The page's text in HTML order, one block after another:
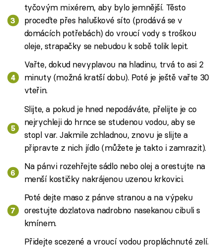
tyčovým mixérem, aby bylo jemnější. Těsto
proceďte přes haluškové síto (prodává se v
domácích potřebách) do vroucí vody s troškou
oleje, strapačky se nebudou k sobě tolik lepit.
Vařte, dokud nevyplavou na hladinu, trvá to asi 2
minuty (možná kratší dobu). Poté je ještě vařte 30
vteřin.
Slijte, a pokud je hned nepodáváte, přelijte je co
nejrychleji do hrnce se studenou vodou, aby se
stopl var. Jakmile zchladnou, znovu je slijte a
připravte z nich jídlo (můžete je takto i zamrazit).
Na pánvi rozehřejte sádlo nebo olej a orestujte na
menší kostičky nakrájenou uzenou krkovici.
Poté dejte maso z pánve stranou a na výpeku
orestujte dozlatova nadrobno nasekanou cibuli s
kmínem.
Přidejte scezené a vroucí vodou propláchnuté zelí.